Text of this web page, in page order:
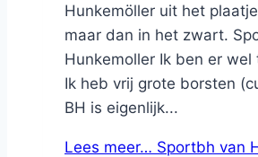
Hunkemöller uit het
maar dan in het zwart.
Hunkemoller Ik ben er wel
Ik heb vrij grote borsten
BH is eigenlijk...
Lees meer… Sportbh van